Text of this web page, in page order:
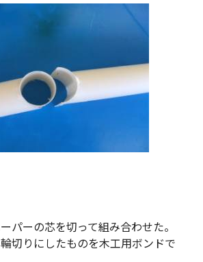
パーの芯を切って組み合わせた。
切りにしたものを木工用ボンドで